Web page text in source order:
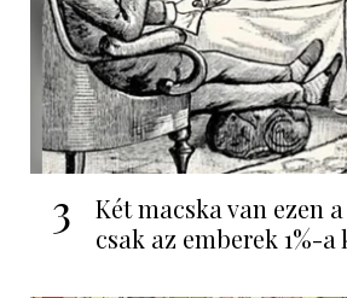
3
Két macska van ezen
csak az emberek 1%-a